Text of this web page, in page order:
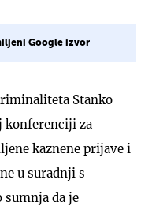
Google izvor
Stanko
konferenciji za
kaznene prijave i
u suradnji s
sumnja da je